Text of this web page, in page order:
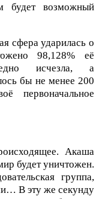
будет возможный
сфера ударилась о
98,128% её
исчезла, а
бы не менее 200
первоначальное
Акаша
будет уничтожен.
группа,
В эту же секунду